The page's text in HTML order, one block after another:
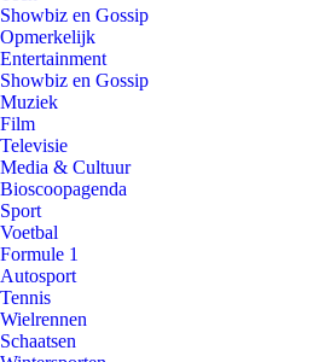
Showbiz en Gossip
Opmerkelijk
Entertainment
Showbiz en Gossip
Muziek
Film
Televisie
Media & Cultuur
Bioscoopagenda
Sport
Voetbal
Formule 1
Autosport
Tennis
Wielrennen
Schaatsen